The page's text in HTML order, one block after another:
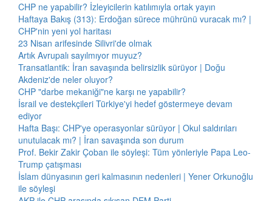
CHP ne yapabilir? İzleyicilerin katılımıyla ortak yayın
Haftaya Bakış (313): Erdoğan sürece mührünü vuracak mı? |
CHP'nin yeni yol haritası
23 Nisan arifesinde Silivri'de olmak
Artık Avrupalı sayılmıyor muyuz?
Transatlantik: İran savaşında belirsizlik sürüyor | Doğu
Akdeniz'de neler oluyor?
CHP "darbe mekaniği"ne karşı ne yapabilir?
İsrail ve destekçileri Türkiye'yi hedef göstermeye devam
ediyor
Hafta Başı: CHP'ye operasyonlar sürüyor | Okul saldırıları
unutulacak mı? | İran savaşında son durum
Prof. Bekir Zakir Çoban ile söyleşi: Tüm yönleriyle Papa Leo-
Trump çatışması
İslam dünyasının geri kalmasının nedenleri | Yener Orkunoğlu
ile söyleşi